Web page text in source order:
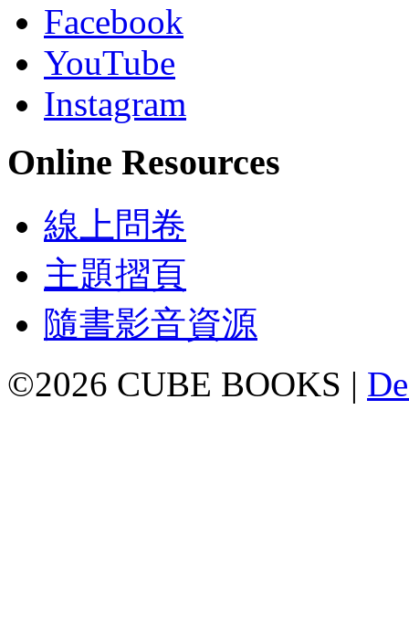
Facebook
YouTube
Instagram
Online Resources
線上問卷
主題摺頁
隨書影音資源
©2026 CUBE BOOKS |